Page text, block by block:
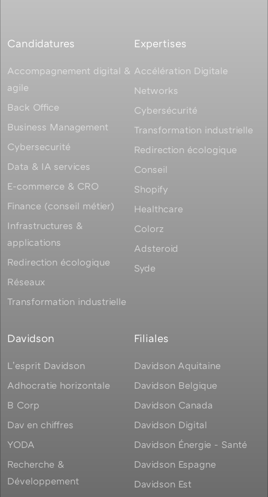
Candidatures
Accompagnement digital &
agile
Back Office
Business Management
Cybersecurité
Data & IA services
E-commerce & CRO
Finance (conseil métier)
Infrastructures &
applications
Redirection écologique
Réseaux
Transformation industrielle
Expertises
Accélération Digitale
Networks
Cybersécurité
Transformation industrielle
Redirection écologique
Conseil
Shopify
Healthcare
Colorz
Adsteroid
Syde
Davidson
Lʼesprit Davidson
Adhocratie horizontale
B Corp
Dav en chiffres
YODA
Recherche &
Développement
Filiales
Davidson Aquitaine
Davidson Belgique
Davidson Canada
Davidson Digital
Davidson Énergie - Santé
Davidson Espagne
Davidson Est